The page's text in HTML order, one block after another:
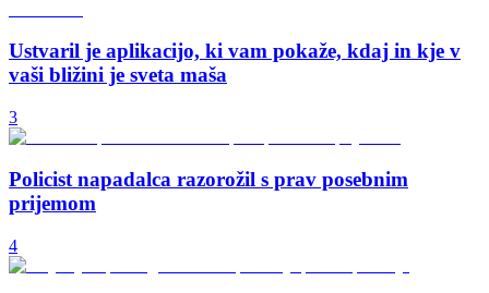
Ustvaril je aplikacijo, ki vam pokaže, kdaj in kje v
vaši bližini je sveta maša
3
Policist napadalca razorožil s prav posebnim
prijemom
4